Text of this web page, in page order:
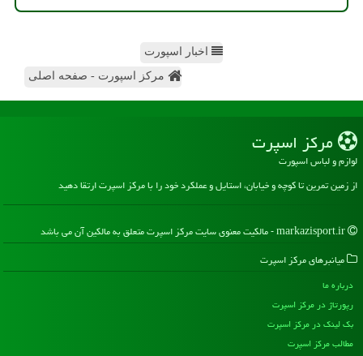
اخبار اسپورت
مرکز اسپورت - صفحه اصلی
مركز اسپرت
لوازم و لباس اسپورت
از زمین تمرین تا کوچه و خیابان، استایل و عملکرد خود را با مرکز اسپرت ارتقا دهید
میانبرهای مركز اسپرت
درباره ما
رپورتاژ در مركز اسپرت
بک لینک در مركز اسپرت
مطالب مركز اسپرت